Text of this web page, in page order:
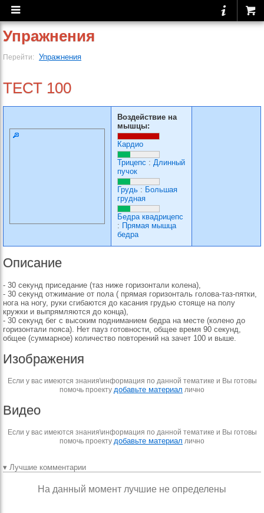
Упражнения
Перейти: Упражнения
ТЕСТ 100
Воздействие на
мышцы:
Кардио
Трицепс : Длинный
пучок
Грудь : Большая
грудная
Бедра квадрицепс
: Прямая мышца
бедра
Описание
- 30 секунд приседание (таз ниже горизонтали колена),
- 30 секунд отжимание от пола ( прямая горизонталь голова-таз-пятки,
нога на ногу, руки сгибаются до касания грудью стояще на полу
кружки и выпрямляются до конца),
- 30 секунд бег с высоким подниманием бедра на месте (колено до
горизонтали пояса). Нет пауз готовности, общее время 90 секунд,
общее (суммарное) количество повторений на зачет 100 и выше.
Изображения
Если у вас имеются знания\информация по данной тематике и Вы готовы
помочь проекту добавьте материал лично
Видео
Если у вас имеются знания\информация по данной тематике и Вы готовы
помочь проекту добавьте материал лично
▾ Лучшие комментарии
На данный момент лучшие не определены